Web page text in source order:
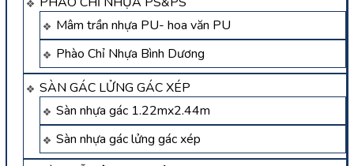
Mâm trần nhựa PU- hoa văn PU
Phào Chỉ Nhựa Bình Dương
SÀN GÁC LỬNG GÁC XÉP
Sàn nhựa gác 1.22mx2.44m
Sàn nhựa gác lửng gác xép